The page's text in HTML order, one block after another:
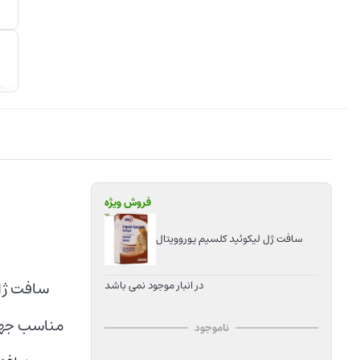
مناسب
فروش ویژه
سافت ژل لیکوئید کلسیم یوروویتال
در انبار موجود نمی باشد
ناموجود